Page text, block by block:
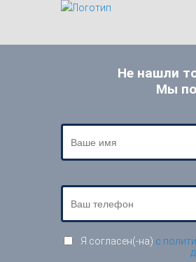
Не нашли
Мы
Я согласен(-на) с